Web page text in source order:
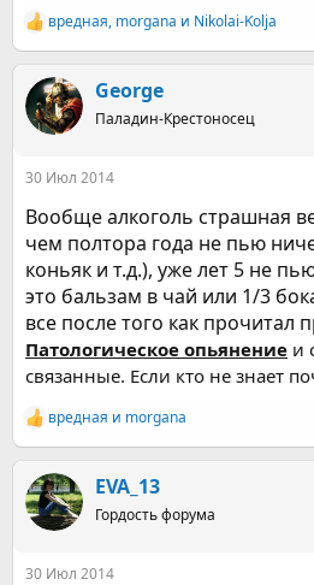
Р
е
к
ц
и
вредная, morgana и Nikolai-Kolja
George
Паладин-Крестоносец
30 Июл 2014
Вообще алкоголь страшная
чем полтора года не пью
коньяк и т.д.), уже лет 5 не
это бальзам в чай или 1/3
все после того как прочитал
Патологическое опьянение и
связанные. Если кто не знает
Р
е
к
ц
и
вредная и morgana
EVA_13
Гордость форума
30 Июл 2014